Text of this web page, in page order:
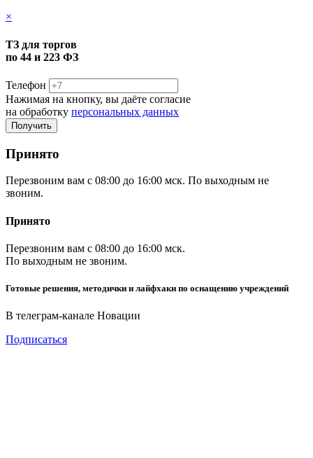
×
ТЗ для торгов
по 44 и 223 ФЗ
Телефон
Нажимая на кнопку, вы даёте согласие
на обработку персональных данных
Принято
Перезвоним вам с 08:00 до 16:00 мск. По выходным не
звоним.
Принято
Перезвоним вам с 08:00 до 16:00 мск.
По выходным не звоним.
Готовые решения, методички и лайфхаки по оснащению учреждений
В телеграм-канале Новации
Подписаться